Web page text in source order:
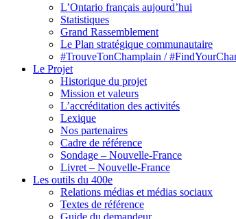
L’Ontario français aujourd’hui
Statistiques
Grand Rassemblement
Le Plan stratégique communautaire
#TrouveTonChamplain /
Le Projet
Historique du projet
Mission et valeurs
L’accréditation des activités
Lexique
Nos partenaires
Cadre de référence
Sondage – Nouvelle-France
Livret – Nouvelle-France
Les outils du 400e
Relations médias et médias sociaux
Textes de référence
Guide du demandeur